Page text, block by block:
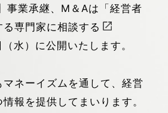
事業承継、M＆Aは「経営者
専門家に相談する
水）に公開いたします。
マネーイズムを通して、経営
報を提供してまいります。